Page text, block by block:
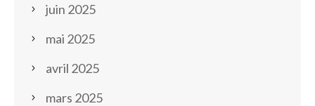
juin 2025
mai 2025
avril 2025
mars 2025